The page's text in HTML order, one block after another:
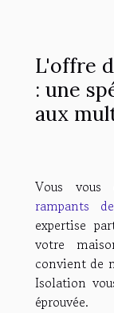
L'offre
: une
aux
Vous vous
rampants
expertise
votre
convient de
Isolation
éprouvée.